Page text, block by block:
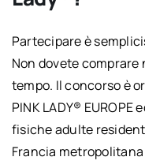
Partecipare è
Non dovete comprare
tempo. Il concorso è
PINK LADY®
fisiche adulte
Francia